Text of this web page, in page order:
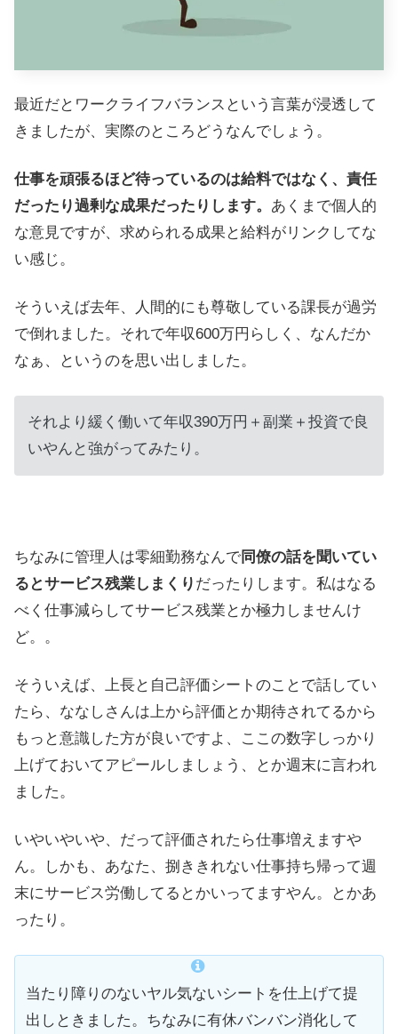
最近だとワークライフバランスという言葉が浸透して
きましたが、実際のところどうなんでしょう。
仕事を頑張るほど待っているのは給料ではなく、責任
だったり過剰な成果だったりします。 あくまで個人的
な意見ですが、求められる成果と給料がリンクしてな
い感じ。
そういえば去年、人間的にも尊敬している課長が過労
で倒れました。それで年収600万円らしく、なんだか
なぁ、というのを思い出しました。
それより緩く働いて年収390万円＋副業＋投資で良
いやんと強がってみたり。
ちなみに管理人は零細勤務なんで 同僚の話を聞いてい
るとサービス残業しまくり だったりします。私はなる
べく仕事減らしてサービス残業とか極力しませんけ
ど。。
そういえば、上長と自己評価シートのことで話してい
たら、ななしさんは上から評価とか期待されてるから
もっと意識した方が良いですよ、ここの数字しっかり
上げておいてアピールしましょう、とか週末に言われ
ました。
いやいやいや、だって評価されたら仕事増えますや
ん。しかも、あなた、捌ききれない仕事持ち帰って週
末にサービス労働してるとかいってますやん。とかあ
ったり。
当たり障りのないヤル気ないシートを仕上げて提
出しときました。ちなみに有休バンバン消化して